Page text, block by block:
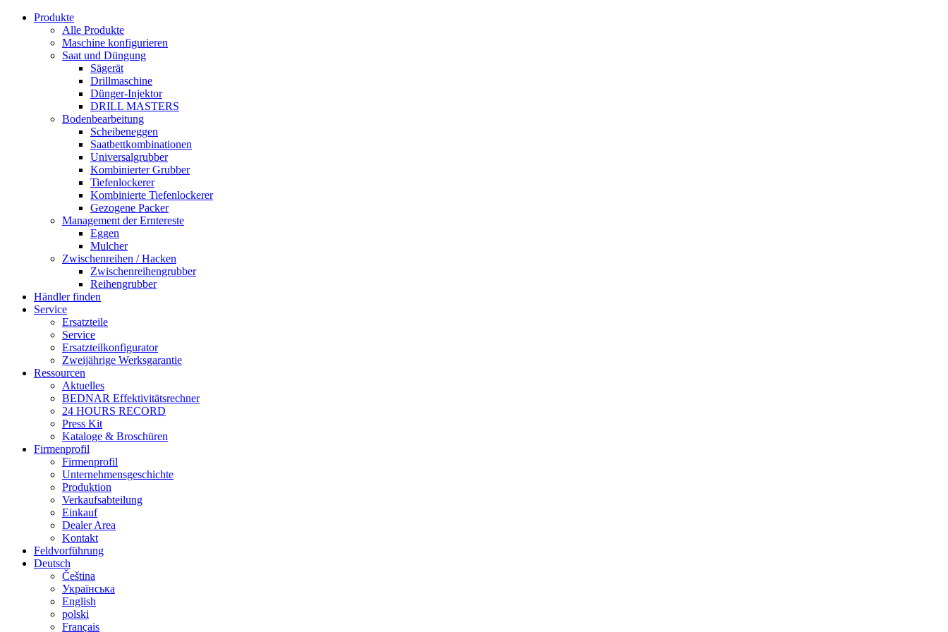
Produkte
Alle Produkte
Maschine konfigurieren
Saat und Düngung
Sägerät
Drillmaschine
Dünger-Injektor
DRILL MASTERS
Bodenbearbeitung
Scheibeneggen
Saatbettkombinationen
Universalgrubber
Kombinierter Grubber
Tiefenlockerer
Kombinierte Tiefenlockerer
Gezogene Packer
Management der Erntereste
Eggen
Mulcher
Zwischenreihen / Hacken
Zwischenreihengrubber
Reihengrubber
Händler finden
Service
Ersatzteile
Service
Ersatzteilkonfigurator
Zweijährige Werksgarantie
Ressourcen
Aktuelles
BEDNAR Effektivitätsrechner
24 HOURS RECORD
Press Kit
Kataloge & Broschüren
Firmenprofil
Firmenprofil
Unternehmensgeschichte
Produktion
Verkaufsabteilung
Einkauf
Dealer Area
Kontakt
Feldvorführung
Deutsch
Čeština
Українська
English
polski
Français